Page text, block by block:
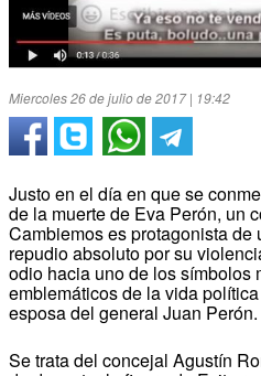
Miercoles 26 de julio de 2017 | 19:42
Justo en el día en que se
de la muerte de Eva Perón, un
Cambiemos es protagonista de
repudio absoluto por su
odio hacia uno de los símbolos
emblemáticos de la vida
esposa del general Juan Perón.
Se trata del concejal Agustín